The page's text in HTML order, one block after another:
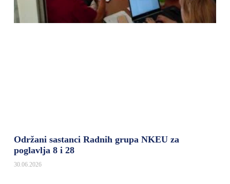
Održani sastanci Radnih grupa NKEU za
poglavlja 8 i 28
30.06.2026